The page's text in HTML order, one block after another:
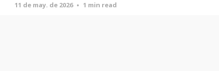
11 de may. de 2026 1 min read